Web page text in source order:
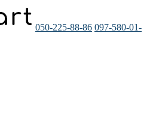
050-225-88-86 097-580-01-